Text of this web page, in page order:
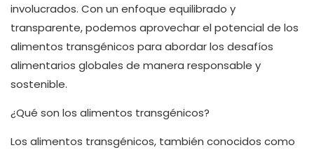
involucrados. Con un enfoque equilibrado y
transparente, podemos aprovechar el potencial de los
alimentos transgénicos para abordar los desafíos
alimentarios globales de manera responsable y
sostenible.
¿Qué son los alimentos transgénicos?
Los alimentos transgénicos, también conocidos como